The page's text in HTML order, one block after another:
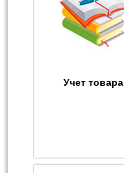
Учет товара